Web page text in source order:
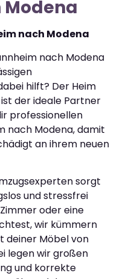
nach Modena
nach Modena
hilft? Der Heim
der ideale Partner
professionellen
nach Modena, damit
an ihrem neuen
sorgt
und stressfrei
oder eine
wir kümmern
deiner Möbel von
legen wir großen
und korrekte